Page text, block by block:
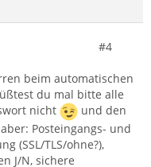
#4
beim automatischen
du mal bitte alle
nicht
und den
Posteingangs- und
(SSL/TLS/ohne?),
J/N, sichere